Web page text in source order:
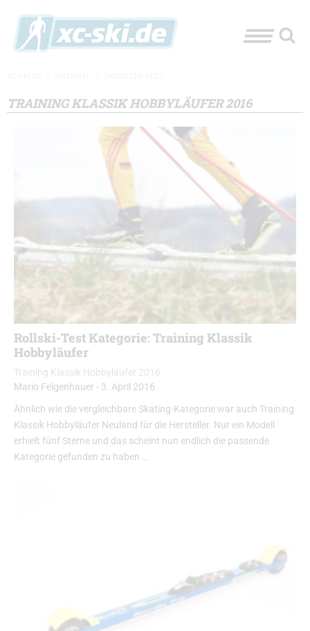
TRAINING KLASSIK HOBBYLÄUFER 2016
Rollski-Test Kategorie: Training Klassik
Hobbyläufer
Training Klassik Hobbyläufer 2016
Mario Felgenhauer - 3. April 2016
Ähnlich wie die vergleichbare Skating-Kategorie war auch Training
Klassik Hobbyläufer Neuland für die Hersteller. Nur ein Modell
erhielt fünf Sterne und das scheint nun endlich die passende
Kategorie gefunden zu haben …